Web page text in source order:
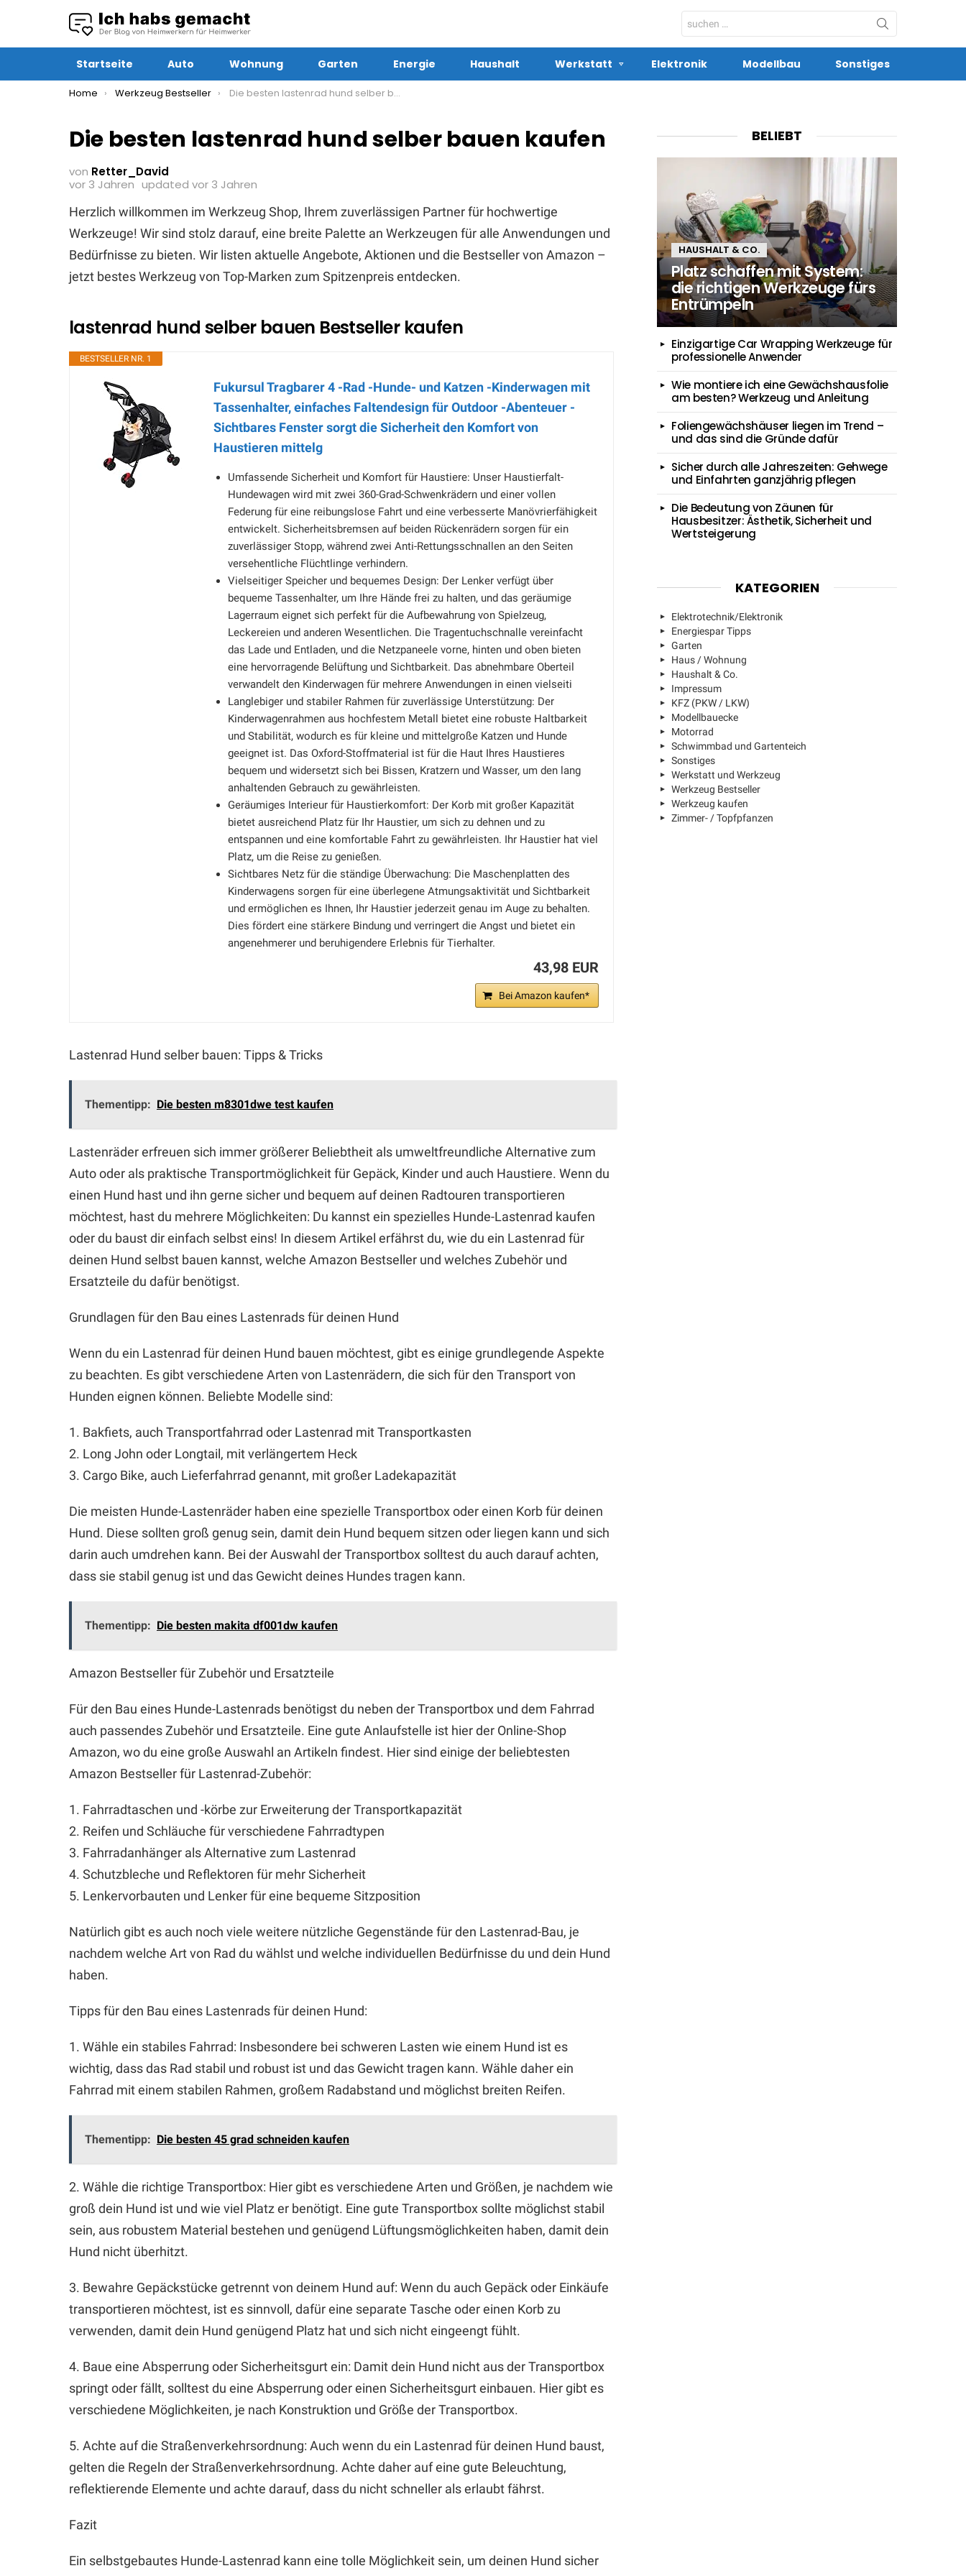
Search
for:
Startseite Auto Wohnung Garten Energie Haushalt Werkstatt Elektronik Modellbau Sonstiges
You are here:
Home Werkzeug Bestseller Die besten lastenrad hund selber bauen kaufen
Die besten lastenrad hund selber bauen kaufen
von Retter_David
vor 3 Jahren updated vor 3 Jahren
Herzlich willkommen im Werkzeug Shop, Ihrem zuverlässigen Partner für hochwertige
Werkzeuge! Wir sind stolz darauf, eine breite Palette an Werkzeugen für alle Anwendungen und
Bedürfnisse zu bieten. Wir listen aktuelle Angebote, Aktionen und die Bestseller von Amazon –
jetzt bestes Werkzeug von Top-Marken zum Spitzenpreis entdecken.
lastenrad hund selber bauen Bestseller kaufen
BESTSELLER NR. 1
Fukursul Tragbarer 4 -Rad -Hunde- und Katzen -Kinderwagen mit
Tassenhalter, einfaches Faltendesign für Outdoor -Abenteuer -
Sichtbares Fenster sorgt die Sicherheit den Komfort von
Haustieren mittelg
Umfassende Sicherheit und Komfort für Haustiere: Unser Haustierfalt-
Hundewagen wird mit zwei 360-Grad-Schwenkrädern und einer vollen
Federung für eine reibungslose Fahrt und eine verbesserte Manövrierfähigkeit
entwickelt. Sicherheitsbremsen auf beiden Rückenrädern sorgen für ein
zuverlässiger Stopp, während zwei Anti-Rettungsschnallen an den Seiten
versehentliche Flüchtlinge verhindern.
Vielseitiger Speicher und bequemes Design: Der Lenker verfügt über
bequeme Tassenhalter, um Ihre Hände frei zu halten, und das geräumige
Lagerraum eignet sich perfekt für die Aufbewahrung von Spielzeug,
Leckereien und anderen Wesentlichen. Die Tragentuchschnalle vereinfacht
das Lade und Entladen, und die Netzpaneele vorne, hinten und oben bieten
eine hervorragende Belüftung und Sichtbarkeit. Das abnehmbare Oberteil
verwandelt den Kinderwagen für mehrere Anwendungen in einen vielseiti
Langlebiger und stabiler Rahmen für zuverlässige Unterstützung: Der
Kinderwagenrahmen aus hochfestem Metall bietet eine robuste Haltbarkeit
und Stabilität, wodurch es für kleine und mittelgroße Katzen und Hunde
geeignet ist. Das Oxford-Stoffmaterial ist für die Haut Ihres Haustieres
bequem und widersetzt sich bei Bissen, Kratzern und Wasser, um den lang
anhaltenden Gebrauch zu gewährleisten.
Geräumiges Interieur für Haustierkomfort: Der Korb mit großer Kapazität
bietet ausreichend Platz für Ihr Haustier, um sich zu dehnen und zu
entspannen und eine komfortable Fahrt zu gewährleisten. Ihr Haustier hat viel
Platz, um die Reise zu genießen.
Sichtbares Netz für die ständige Überwachung: Die Maschenplatten des
Kinderwagens sorgen für eine überlegene Atmungsaktivität und Sichtbarkeit
und ermöglichen es Ihnen, Ihr Haustier jederzeit genau im Auge zu behalten.
Dies fördert eine stärkere Bindung und verringert die Angst und bietet ein
angenehmerer und beruhigendere Erlebnis für Tierhalter.
43,98 EUR
Bei Amazon kaufen*
Lastenrad Hund selber bauen: Tipps & Tricks
Thementipp: Die besten m8301dwe test kaufen
Lastenräder erfreuen sich immer größerer Beliebtheit als umweltfreundliche Alternative zum
Auto oder als praktische Transportmöglichkeit für Gepäck, Kinder und auch Haustiere. Wenn du
einen Hund hast und ihn gerne sicher und bequem auf deinen Radtouren transportieren
möchtest, hast du mehrere Möglichkeiten: Du kannst ein spezielles Hunde-Lastenrad kaufen
oder du baust dir einfach selbst eins! In diesem Artikel erfährst du, wie du ein Lastenrad für
deinen Hund selbst bauen kannst, welche Amazon Bestseller und welches Zubehör und
Ersatzteile du dafür benötigst.
Grundlagen für den Bau eines Lastenrads für deinen Hund
Wenn du ein Lastenrad für deinen Hund bauen möchtest, gibt es einige grundlegende Aspekte
zu beachten. Es gibt verschiedene Arten von Lastenrädern, die sich für den Transport von
Hunden eignen können. Beliebte Modelle sind:
1. Bakfiets, auch Transportfahrrad oder Lastenrad mit Transportkasten
2. Long John oder Longtail, mit verlängertem Heck
3. Cargo Bike, auch Lieferfahrrad genannt, mit großer Ladekapazität
Die meisten Hunde-Lastenräder haben eine spezielle Transportbox oder einen Korb für deinen
Hund. Diese sollten groß genug sein, damit dein Hund bequem sitzen oder liegen kann und sich
darin auch umdrehen kann. Bei der Auswahl der Transportbox solltest du auch darauf achten,
dass sie stabil genug ist und das Gewicht deines Hundes tragen kann.
Thementipp: Die besten makita df001dw kaufen
Amazon Bestseller für Zubehör und Ersatzteile
Für den Bau eines Hunde-Lastenrads benötigst du neben der Transportbox und dem Fahrrad
auch passendes Zubehör und Ersatzteile. Eine gute Anlaufstelle ist hier der Online-Shop
Amazon, wo du eine große Auswahl an Artikeln findest. Hier sind einige der beliebtesten
Amazon Bestseller für Lastenrad-Zubehör:
1. Fahrradtaschen und -körbe zur Erweiterung der Transportkapazität
2. Reifen und Schläuche für verschiedene Fahrradtypen
3. Fahrradanhänger als Alternative zum Lastenrad
4. Schutzbleche und Reflektoren für mehr Sicherheit
5. Lenkervorbauten und Lenker für eine bequeme Sitzposition
Natürlich gibt es auch noch viele weitere nützliche Gegenstände für den Lastenrad-Bau, je
nachdem welche Art von Rad du wählst und welche individuellen Bedürfnisse du und dein Hund
haben.
Tipps für den Bau eines Lastenrads für deinen Hund:
1. Wähle ein stabiles Fahrrad: Insbesondere bei schweren Lasten wie einem Hund ist es
wichtig, dass das Rad stabil und robust ist und das Gewicht tragen kann. Wähle daher ein
Fahrrad mit einem stabilen Rahmen, großem Radabstand und möglichst breiten Reifen.
Thementipp: Die besten 45 grad schneiden kaufen
2. Wähle die richtige Transportbox: Hier gibt es verschiedene Arten und Größen, je nachdem wie
groß dein Hund ist und wie viel Platz er benötigt. Eine gute Transportbox sollte möglichst stabil
sein, aus robustem Material bestehen und genügend Lüftungsmöglichkeiten haben, damit dein
Hund nicht überhitzt.
3. Bewahre Gepäckstücke getrennt von deinem Hund auf: Wenn du auch Gepäck oder Einkäufe
transportieren möchtest, ist es sinnvoll, dafür eine separate Tasche oder einen Korb zu
verwenden, damit dein Hund genügend Platz hat und sich nicht eingeengt fühlt.
4. Baue eine Absperrung oder Sicherheitsgurt ein: Damit dein Hund nicht aus der Transportbox
springt oder fällt, solltest du eine Absperrung oder einen Sicherheitsgurt einbauen. Hier gibt es
verschiedene Möglichkeiten, je nach Konstruktion und Größe der Transportbox.
5. Achte auf die Straßenverkehrsordnung: Auch wenn du ein Lastenrad für deinen Hund baust,
gelten die Regeln der Straßenverkehrsordnung. Achte daher auf eine gute Beleuchtung,
reflektierende Elemente und achte darauf, dass du nicht schneller als erlaubt fährst.
Fazit
Ein selbstgebautes Hunde-Lastenrad kann eine tolle Möglichkeit sein, um deinen Hund sicher
BELIEBT
HAUSHALT & CO.
Platz schaffen mit System:
die richtigen Werkzeuge fürs
Entrümpeln
Einzigartige Car Wrapping Werkzeuge für
professionelle Anwender
Wie montiere ich eine Gewächshausfolie
am besten? Werkzeug und Anleitung
Foliengewächshäuser liegen im Trend –
und das sind die Gründe dafür
Sicher durch alle Jahreszeiten: Gehwege
und Einfahrten ganzjährig pflegen
Die Bedeutung von Zäunen für
Hausbesitzer: Ästhetik, Sicherheit und
Wertsteigerung
KATEGORIEN
Elektrotechnik/Elektronik
Energiespar Tipps
Garten
Haus / Wohnung
Haushalt & Co.
Impressum
KFZ (PKW / LKW)
Modellbauecke
Motorrad
Schwimmbad und Gartenteich
Sonstiges
Werkstatt und Werkzeug
Werkzeug Bestseller
Werkzeug kaufen
Zimmer- / Topfpfanzen